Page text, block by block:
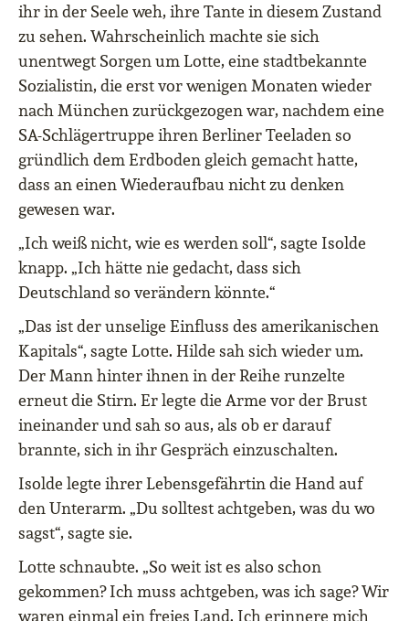
ihr in der Seele weh, ihre Tante in diesem Zustand
zu sehen. Wahrscheinlich machte sie sich
unentwegt Sorgen um Lotte, eine stadtbekannte
Sozialistin, die erst vor wenigen Monaten wieder
nach München zurückgezogen war, nachdem eine
SA-Schlägertruppe ihren Berliner Teeladen so
gründlich dem Erdboden gleich gemacht hatte,
dass an einen Wiederaufbau nicht zu denken
gewesen war.
„Ich weiß nicht, wie es werden soll“, sagte Isolde
knapp. „Ich hätte nie gedacht, dass sich
Deutschland so verändern könnte.“
„Das ist der unselige Einfluss des amerikanischen
Kapitals“, sagte Lotte. Hilde sah sich wieder um.
Der Mann hinter ihnen in der Reihe runzelte
erneut die Stirn. Er legte die Arme vor der Brust
ineinander und sah so aus, als ob er darauf
brannte, sich in ihr Gespräch einzuschalten.
Isolde legte ihrer Lebensgefährtin die Hand auf
den Unterarm. „Du solltest achtgeben, was du wo
sagst“, sagte sie.
Lotte schnaubte. „So weit ist es also schon
gekommen? Ich muss achtgeben, was ich sage? Wir
waren einmal ein freies Land. Ich erinnere mich